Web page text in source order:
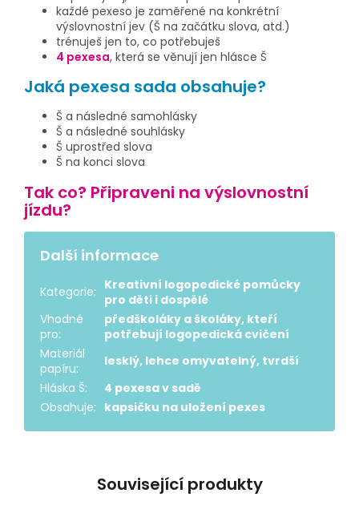
Související produkty
každé pexeso je zaměřené na konkrétní
výslovnostní jev (Š na začátku slova, atd.)
trénuješ jen to, co potřebuješ
4 pexesa, která se věnují jen hlásce Š
Jaká pexesa sada obsahuje?
Š a následné samohlásky
Š a následné souhlásky
Š uprostřed slova
Š na konci slova
Tak co? Připraveni na výslovnostní
jízdu?
Další informace
Kategorie: Kreativní logopedické pomůcky
pro děti i dospělé
Vhodné
pro:
předškoláky a školáky, kteří
potřebují logopedická cvičení
Materiál
papíru:
lesklý, lehce omyvatelný, tvrdší
Hláska Š:
4 pexesa v sadě
Obsahuje: kapsičku na uložení pexes